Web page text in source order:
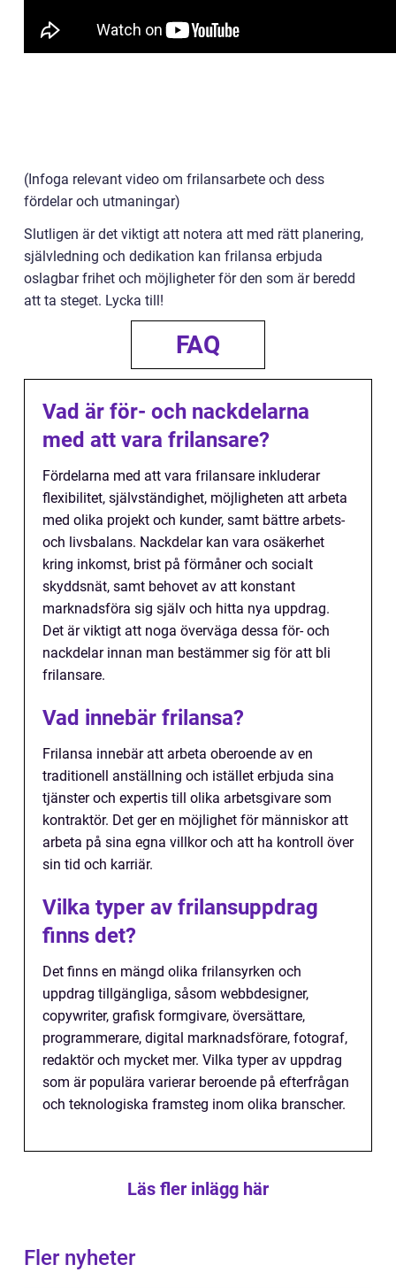
(Infoga relevant video om frilansarbete och dess
fördelar och utmaningar)
Slutligen är det viktigt att notera att med rätt planering,
självledning och dedikation kan frilansa erbjuda
oslagbar frihet och möjligheter för den som är beredd
att ta steget. Lycka till!
FAQ
Vad är för- och nackdelarna
med att vara frilansare?
Fördelarna med att vara frilansare inkluderar
flexibilitet, självständighet, möjligheten att arbeta
med olika projekt och kunder, samt bättre arbets-
och livsbalans. Nackdelar kan vara osäkerhet
kring inkomst, brist på förmåner och socialt
skyddsnät, samt behovet av att konstant
marknadsföra sig själv och hitta nya uppdrag.
Det är viktigt att noga överväga dessa för- och
nackdelar innan man bestämmer sig för att bli
frilansare.
Vad innebär frilansa?
Frilansa innebär att arbeta oberoende av en
traditionell anställning och istället erbjuda sina
tjänster och expertis till olika arbetsgivare som
kontraktör. Det ger en möjlighet för människor att
arbeta på sina egna villkor och att ha kontroll över
sin tid och karriär.
Vilka typer av frilansuppdrag
finns det?
Det finns en mängd olika frilansyrken och
uppdrag tillgängliga, såsom webbdesigner,
copywriter, grafisk formgivare, översättare,
programmerare, digital marknadsförare, fotograf,
redaktör och mycket mer. Vilka typer av uppdrag
som är populära varierar beroende på efterfrågan
och teknologiska framsteg inom olika branscher.
Läs fler inlägg här
Fler nyheter